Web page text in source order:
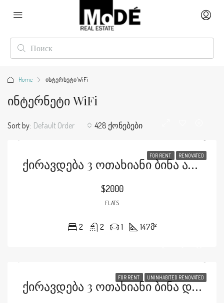
Home ინტერნეტი WiFi
Ინტერნეტი WiFi
428 ქონებები
Sort by: Default Order
FOR RENT RENOVATED
Ქირავდება 3 Ოთახიანი Ბინა Ატენის Ქუჩაზე
$2000
FLATS
2 2 1 147მ²
FOR RENT UNINHABITED RENOVATED
Ქირავდება 3 Ოთახიანი Ბინა Დომუსში Თამარაშვილზე